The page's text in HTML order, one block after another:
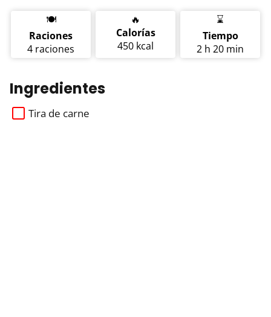
🍽️
Raciones
4 raciones
🔥
Calorías
450 kcal
⌛
Tiempo
2 h 20 min
Ingredientes
Tira de carne